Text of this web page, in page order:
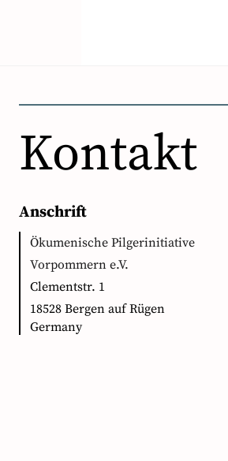
Kontakt
Anschrift
Ökumenische Pilgerinitiative
Vorpommern e.V.
Clementstr. 1
18528 Bergen auf Rügen
Germany